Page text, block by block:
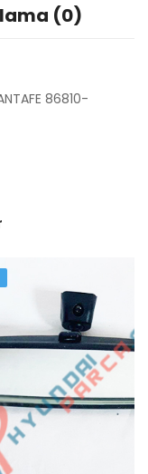
(0)
86810-